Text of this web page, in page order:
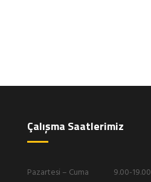
Çalışma Saatlerimiz
Pazartesi – Cuma
9.00-19.00